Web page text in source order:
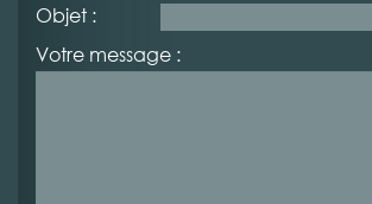
Objet :
Votre message :